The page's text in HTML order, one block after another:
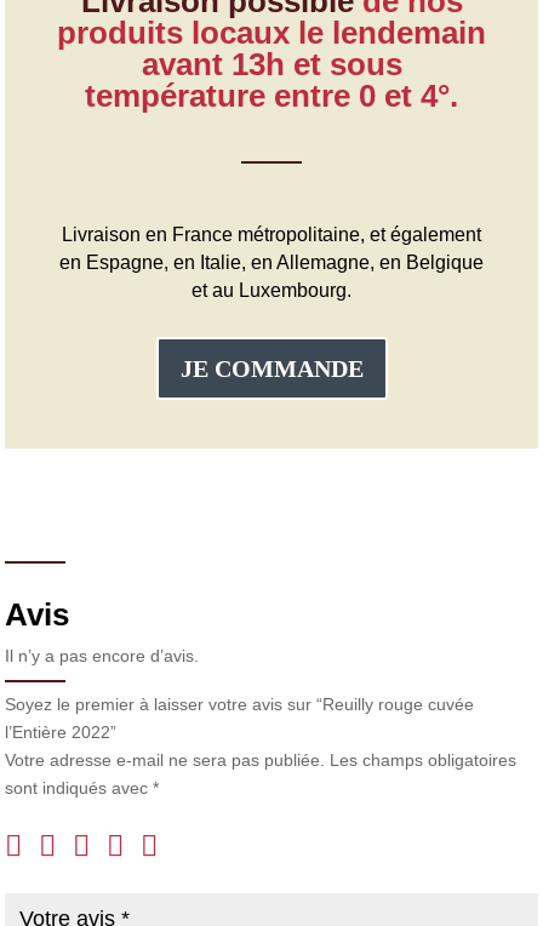
produits locaux le lendemain
avant 13h et sous
température entre 0 et 4°.
Livraison en France métropolitaine, et également
en Espagne, en Italie, en Allemagne, en Belgique
et au Luxembourg.
JE COMMANDE
Avis
Il n’y a pas encore d’avis.
Soyez le premier à laisser votre avis sur “Reuilly rouge cuvée
l’Entière 2022”
Votre adresse e-mail ne sera pas publiée.
Les champs obligatoires
sont indiqués avec*